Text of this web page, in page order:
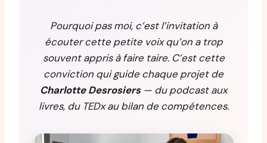
Pourquoi pas moi, c’est l’invitation à
écouter cette petite voix qu’on a trop
souvent appris à faire taire. C’est cette
conviction qui guide chaque projet de
Charlotte Desrosiers— du podcast aux
livres, du TEDx au bilan de compétences.